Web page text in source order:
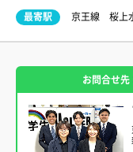
最寄駅 京王線 桜
お問合せ